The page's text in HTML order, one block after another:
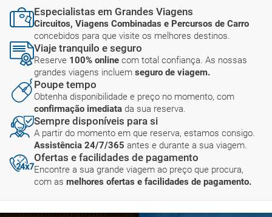
Especialistas em Grandes Viagens
Circuitos, Viagens Combinadas e Percursos de Carro
concebidos para que visite os melhores destinos.
Viaje tranquilo e seguro
Reserve 100% online com total confiança. As nossas
grandes viagens incluem seguro de viagem.
Poupe tempo
Obtenha disponibilidade e preço no momento, com
confirmação imediata da sua reserva.
Sempre disponíveis para si
A partir do momento em que reserva, estamos consigo.
Assistência 24/7/365 antes e durante a sua viagem.
Ofertas e facilidades de pagamento
Encontre a sua grande viagem ao preço que procura,
com as melhores ofertas e facilidades de pagamento.